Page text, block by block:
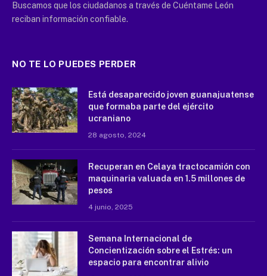
Buscamos que los ciudadanos a través de Cuéntame León
reciban información confiable.
NO TE LO PUEDES PERDER
Está desaparecido joven guanajuatense
que formaba parte del ejército
ucraniano
28 agosto, 2024
Recuperan en Celaya tractocamión con
maquinaria valuada en 1.5 millones de
pesos
4 junio, 2025
Semana Internacional de
Concientización sobre el Estrés: un
espacio para encontrar alivio